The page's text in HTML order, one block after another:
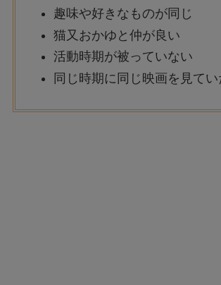
趣味や好きなものが同じ
猫又おかゆと仲が良い
活動時期が被っていない
同じ時期に同じ映画を見てい